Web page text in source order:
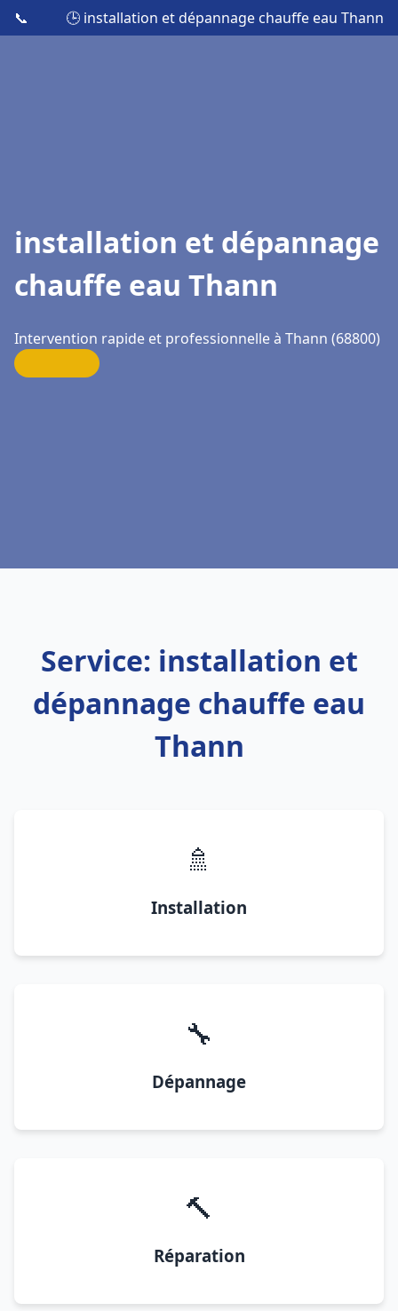
📞 🕒 installation et dépannage chauffe eau Thann
installation et dépannage
chauffe eau Thann
Intervention rapide et professionnelle à Thann (68800)
Service: installation et
dépannage chauffe eau
Thann
🚿
Installation
🔧
Dépannage
🔨
Réparation